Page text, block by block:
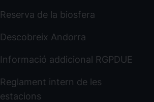
Reserva de la biosfera
Descobreix Andorra
Informació addicional RGPDUE
Reglament intern de les
estacions